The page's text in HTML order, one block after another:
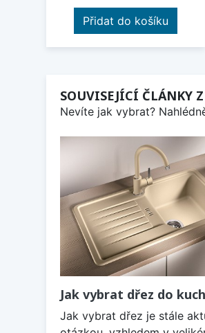
Přidat do košíku
SOUVISEJÍCÍ ČLÁNKY
Nevíte jak vybrat?
Jak vybrat dřez do
Jak vybrat dřez je stále